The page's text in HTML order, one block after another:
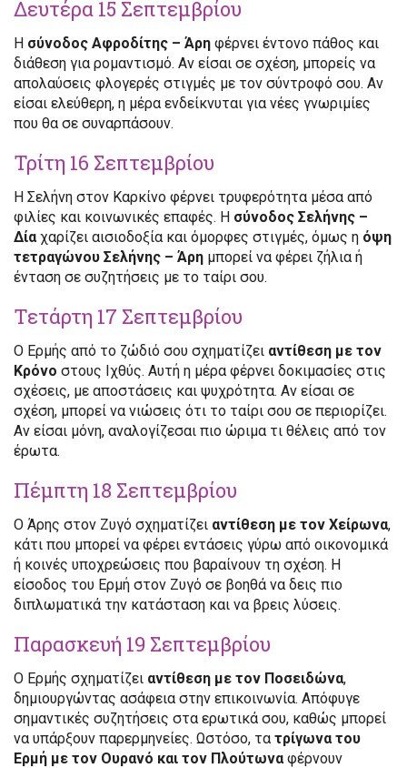
Δευτέρα 15 Σεπτεμβρίου
Η σύνοδος Αφροδίτης – Άρη φέρνει έντονο πάθος και
διάθεση για ρομαντισμό. Αν είσαι σε σχέση, μπορείς να
απολαύσεις φλογερές στιγμές με τον σύντροφό σου. Αν
είσαι ελεύθερη, η μέρα ενδείκνυται για νέες γνωριμίες
που θα σε συναρπάσουν.
Τρίτη 16 Σεπτεμβρίου
Η Σελήνη στον Καρκίνο φέρνει τρυφερότητα μέσα από
φιλίες και κοινωνικές επαφές. Η σύνοδος Σελήνης –
Δίαχαρίζει αισιοδοξία και όμορφες στιγμές, όμως η όψη
τετραγώνου Σελήνης – Άρη μπορεί να φέρει ζήλια ή
ένταση σε συζητήσεις με το ταίρι σου.
Τετάρτη 17 Σεπτεμβρίου
Ο Ερμής από το ζώδιό σου σχηματίζει αντίθεση με τον
Κρόνο στους Ιχθύς. Αυτή η μέρα φέρνει δοκιμασίες στις
σχέσεις, με αποστάσεις και ψυχρότητα. Αν είσαι σε
σχέση, μπορεί να νιώσεις ότι το ταίρι σου σε περιορίζει.
Αν είσαι μόνη, αναλογίζεσαι πιο ώριμα τι θέλεις από τον
έρωτα.
Πέμπτη 18 Σεπτεμβρίου
Ο Άρης στον Ζυγό σχηματίζει αντίθεση με τον Χείρωνα,
κάτι που μπορεί να φέρει εντάσεις γύρω από οικονομικά
ή κοινές υποχρεώσεις που βαραίνουν τη σχέση. Η
είσοδος του Ερμή στον Ζυγό σε βοηθά να δεις πιο
διπλωματικά την κατάσταση και να βρεις λύσεις.
Παρασκευή 19 Σεπτεμβρίου
Ο Ερμής σχηματίζει αντίθεση με τον Ποσειδώνα,
δημιουργώντας ασάφεια στην επικοινωνία. Απόφυγε
σημαντικές συζητήσεις στα ερωτικά σου, καθώς μπορεί
να υπάρξουν παρερμηνείες. Ωστόσο, τα τρίγωνα του
Ερμή με τον Ουρανό και τον Πλούτωναφέρνουν